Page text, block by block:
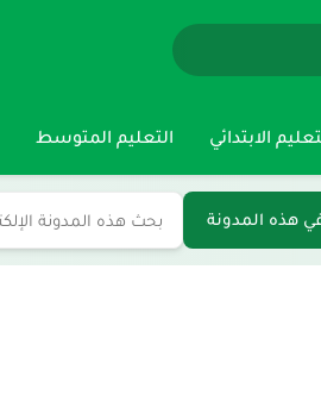
الابتدائي التعليم المتوسط
هذه المدونة